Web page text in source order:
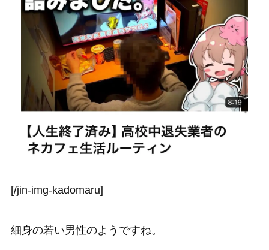
[/jin-img-kadomaru]
細身の若い男性のようですね。